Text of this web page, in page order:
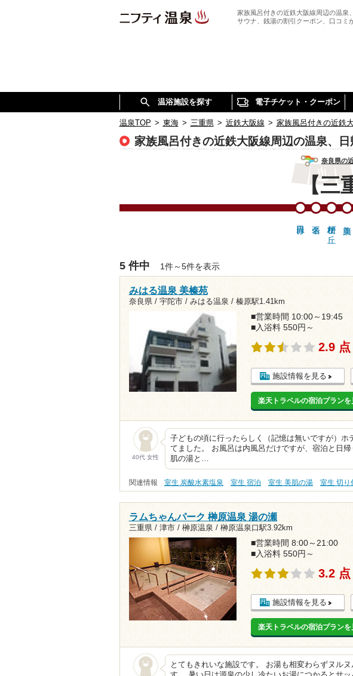
家族風呂付きの近鉄大阪線周辺の温泉
サウナ、銭湯の割引クーポン、口コミ
温浴施設を探す 電子チケット・クーポン
温泉TOP > 東海 > 三重県 > 近鉄大阪線 > 家族風呂付きの近鉄
家族風呂付きの近鉄大阪線周辺の温泉、
奈良県の
【三
桔梗が丘
5 件中 1件～5件を表示
みはる温泉 美榛苑
奈良県 / 宇陀市 / みはる温泉 / 榛原駅1.41km
■営業時間 10:00～19:45
■入浴料 550円～
2.9 点
施設情報を見る
楽天トラベルの宿泊プランを
40代 女性
子どもの頃に行ったらしく（記憶は無いですが）ホ
てました。 お風呂は内風呂だけですが、宿泊と日
肌の湯と…
関連情報 室生 炭酸水素塩泉 室生 宿泊 室生 美肌の湯 室生 切り
ラムちゃんパーク 榊原温泉 湯の瀬
三重県 / 津市 / 榊原温泉 / 榊原温泉口駅3.92km
■営業時間 8:00～21:00
■入浴料 550円～
3.2 点
施設情報を見る
楽天トラベルの宿泊プランを
とてもきれいな施設です。 お湯も相変わらずヌル